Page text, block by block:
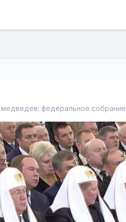
медведев; федеральное собрание